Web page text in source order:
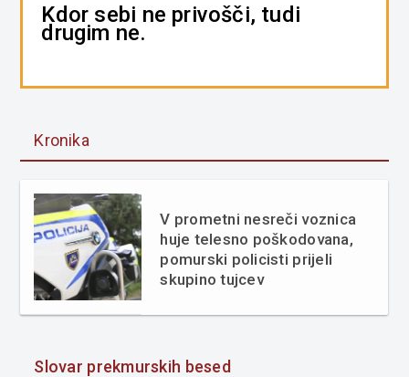
Kdor sebi ne privošči, tudi
drugim ne.
Kronika
V prometni nesreči voznica
huje telesno poškodovana,
pomurski policisti prijeli
skupino tujcev
Slovar prekmurskih besed